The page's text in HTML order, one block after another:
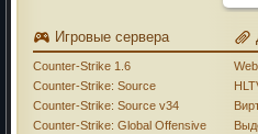
Игровые сервера
Counter-Strike 1.6
Counter-Strike: Source
Counter-Strike: Source v34
Counter-Strike: Global Offensive